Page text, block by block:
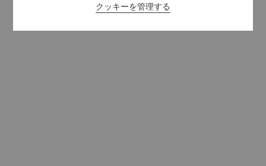
クッキーを管理する